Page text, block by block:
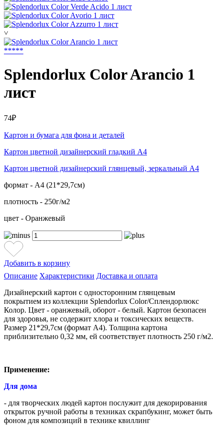
˅
*****
Splendorlux Color Arancio 1
лист
74₽
Картон и бумага для фона и деталей
Картон цветной дизайнерский гладкий А4
Картон цветной дизайнерский глянцевый, зеркальный А4
формат - А4 (21*29,7см)
плотность - 250г/м2
цвет - Оранжевый
Добавить в корзину
Описание Характеристики Доставка и оплата
Дизайнерский картон с односторонним глянцевым
покрытием из коллекции Splendorlux Color/Сплендорлюкс
Колор. Цвет - оранжевый, оборот - белый. Картон безопасен
для здоровья, не содержит хлора и токсических веществ.
Размер 21*29,7см (формат А4). Толщина картона
приблизительно 0,32 мм, ей соответствует плотность 250 г/м2.
Применение:
Для дома
- для творческих людей картон послужит для декорирования
открыток ручной работы в техниках скрапбукинг, может быть
фоном для композиций в технике квиллинг